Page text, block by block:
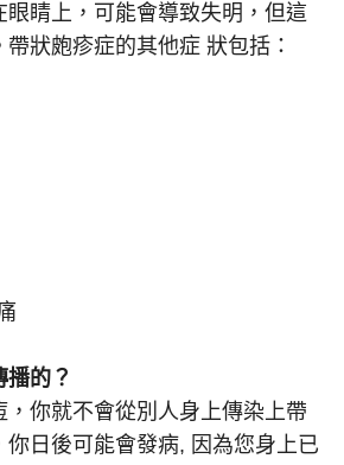
眼睛上，可能會導致失明，但這
狀皰疹症的其他症 狀包括：
播的？
，你就不會從別人身上傳染上帶
你日後可能會發病, 因為您身上已